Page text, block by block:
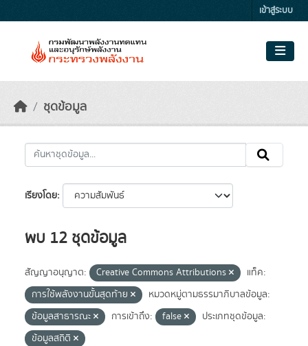
เข้าสู่ระบบ
ชุดข้อมูล
เรียงโดย
พบ 12 ชุดข้อมูล
สัญญาอนุญาต: Creative Commons Attributions
แท็ค:
การใช้พลังงานขั้นสุดท้าย
หมวดหมู่ตามธรรมาภิบาลข้อมูล:
ข้อมูลสาธารณะ
การเข้าถึง: false
ประเภทชุดข้อมูล:
ข้อมูลสถิติ